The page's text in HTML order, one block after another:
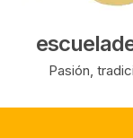
Pasión,